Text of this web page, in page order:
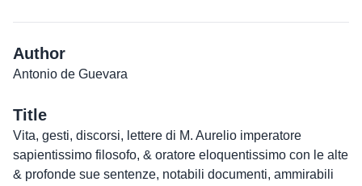
Author
Antonio de Guevara
Title
Vita, gesti, discorsi, lettere di M. Aurelio imperatore
sapientissimo filosofo, & oratore eloquentissimo con le alte
& profonde sue sentenze, notabili documenti, ammirabili